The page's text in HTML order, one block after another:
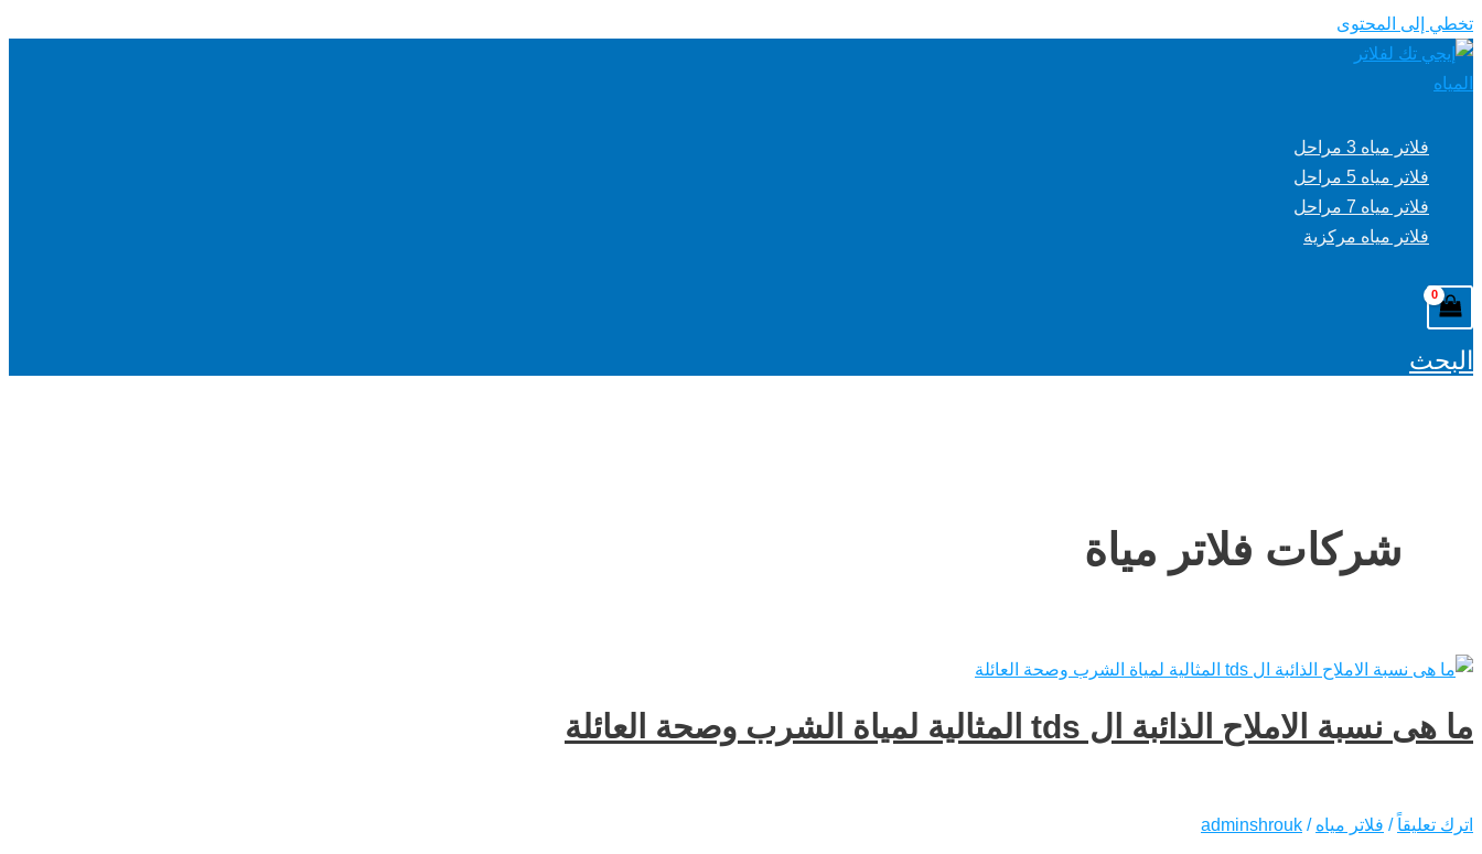
تخطي إلى المحتوى
فلاتر مياه 3 مراحل
فلاتر مياه 5 مراحل
فلاتر مياه 7 مراحل
فلاتر مياه مركزية
البحث
شركات فلاتر مياة
ما هى نسبة الاملاح الذائبة ال tds المثالية لمياة الشرب وصحة العائلة
اترك تعليقاً / فلاتر مياه /
adminshrouk